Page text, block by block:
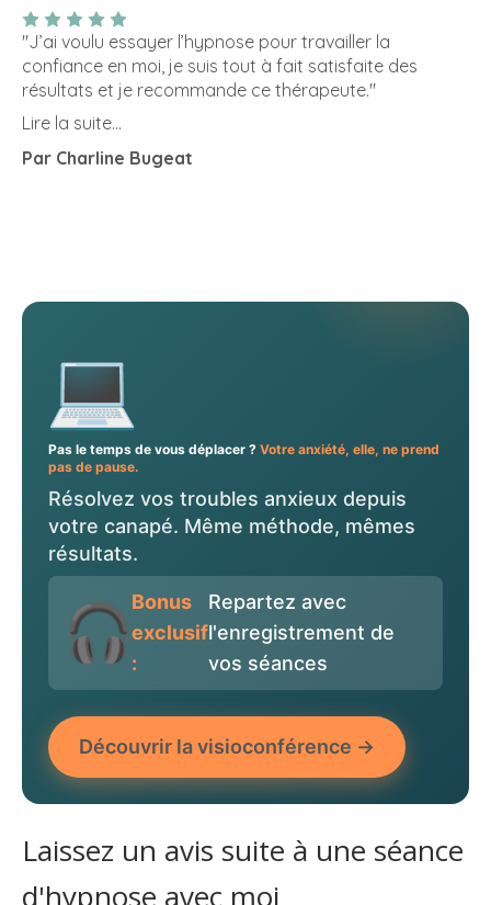
"J’ai voulu essayer l’hypnose pour travailler la
confiance en moi, je suis tout à fait satisfaite des
résultats et je recommande ce thérapeute."
Lire la suite...
Par Charline Bugeat
Pas le temps de vous déplacer ? Votre anxiété, elle, ne prend
pas de pause.
Résolvez vos troubles anxieux depuis
votre canapé. Même méthode, mêmes
résultats.
Bonus
exclusif
:
Repartez avec
l'enregistrement de
vos séances
Découvrir la visioconférence →
Laissez un avis suite à une séance
d'hypnose avec moi